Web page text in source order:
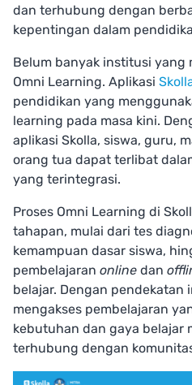
dan terhubung dengan
kepentingan dalam
Belum banyak institusi yang
Omni Learning. Aplikasi
pendidikan yang
learning pada masa kini.
aplikasi Skolla, siswa, guru,
orang tua dapat terlibat
yang terintegrasi.
Proses Omni Learning di
tahapan, mulai dari tes
kemampuan dasar siswa,
pembelajaran online dan
belajar. Dengan
mengakses pembelajaran
kebutuhan dan gaya belajar
terhubung dengan